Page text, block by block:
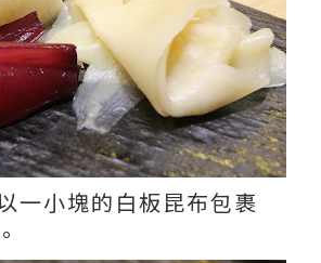
一小塊的白板昆布包裹